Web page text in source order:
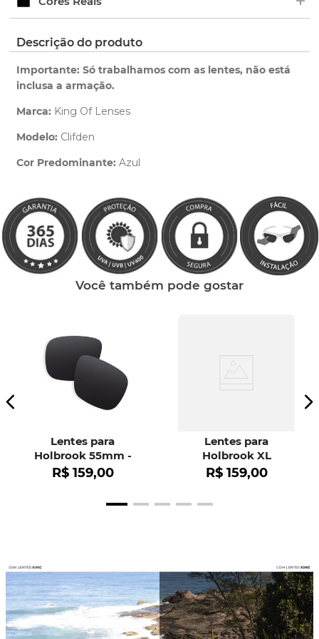
pedido.
ano de garantia para qualquer defeito de
Saiba maissobre nossa garantia completa.
redirecionado para nossa Central de Ajuda.
Descrição do produto
Importante: Só trabalhamos com as lentes, não está
inclusa a armação.
Marca: King Of Lenses
Modelo: Clifden
Cor Predominante: Azul
Você também pode gostar
Lentes para
Holbrook 55mm -
OO9102
R$ 159,00
Lentes para
Holbrook XL
R$ 159,00